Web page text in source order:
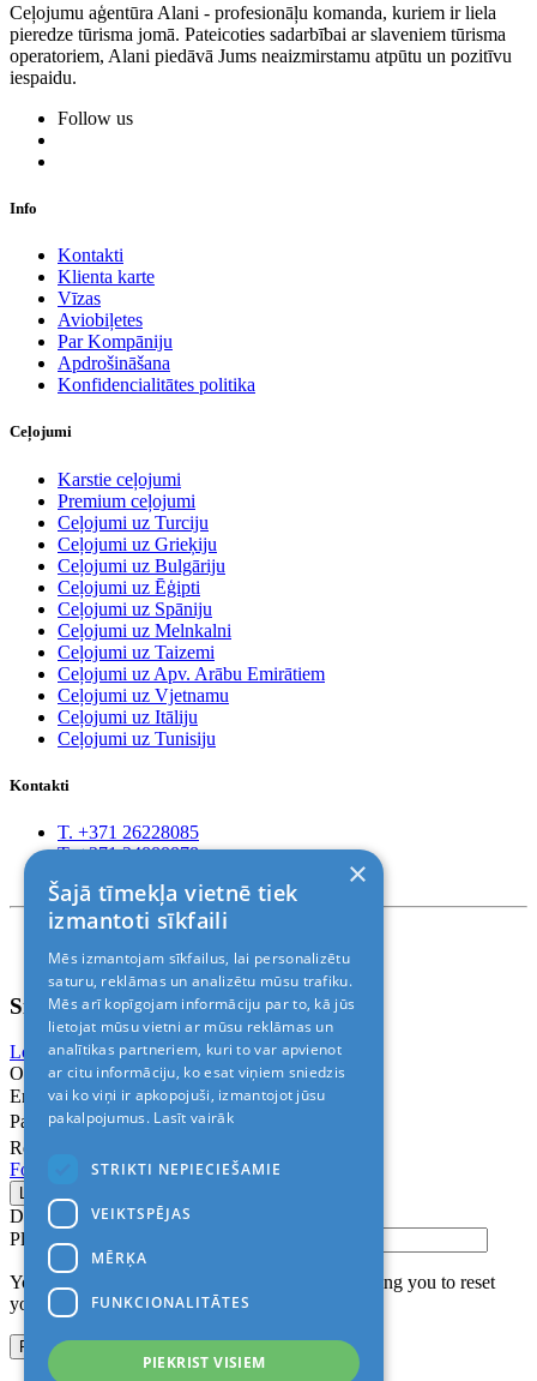
Ceļojumu aģentūra Alani - profesionāļu komanda, kuriem ir liela
pieredze tūrisma jomā. Pateicoties sadarbībai ar slaveniem tūrisma
operatoriem, Alani piedāvā Jums neaizmirstamu atpūtu un pozitīvu
iespaidu.
Follow us
Info
Kontakti
Klienta karte
Vīzas
Aviobiļetes
Par Kompāniju
Apdrošināšana
Konfidencialitātes politika
Ceļojumi
Karstie ceļojumi
Premium ceļojumi
Ceļojumi uz Turciju
Ceļojumi uz Grieķiju
Ceļojumi uz Bulgāriju
Ceļojumi uz Ēģipti
Ceļojumi uz Spāniju
Ceļojumi uz Melnkalni
Ceļojumi uz Taizemi
Ceļojumi uz Apv. Arābu Emirātiem
Ceļojumi uz Vjetnamu
Ceļojumi uz Itāliju
Ceļojumi uz Tunisiju
Kontakti
T. +371 26228085
T. +371 24888878
© 2011-2026> «ALANI SIA»
Sign In
Login with Facebook Login with Google
Or
Email
Password
Remember me
Forgot Password?
Don’t have an account?
Please confirm login email below
You will receive an email containing a link allowing you to reset
your password to a new preferred one.
×
Šajā tīmekļa vietnē tiek
izmantoti sīkfaili
Mēs izmantojam sīkfailus, lai personalizētu
saturu, reklāmas un analizētu mūsu trafiku.
Mēs arī kopīgojam informāciju par to, kā jūs
lietojat mūsu vietni ar mūsu reklāmas un
analītikas partneriem, kuri to var apvienot
ar citu informāciju, ko esat viņiem sniedzis
vai ko viņi ir apkopojuši, izmantojot jūsu
pakalpojumus. Lasīt vairāk
STRIKTI NEPIECIEŠAMIE
VEIKTSPĒJAS
MĒRĶA
FUNKCIONALITĀTES
PIEKRIST VISIEM